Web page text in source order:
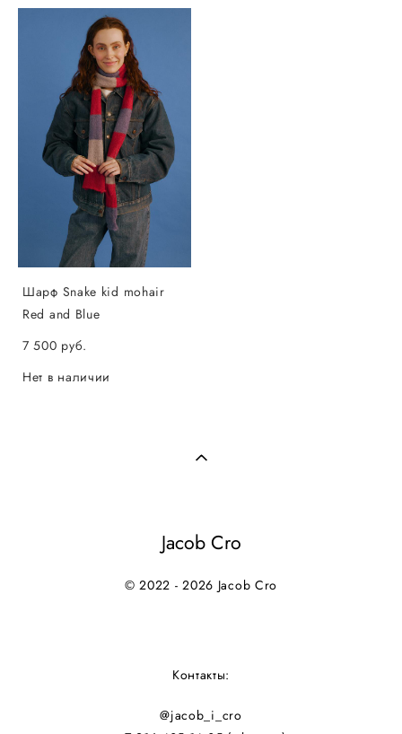
Шарф Snake kid mohair
Red and Blue
7 500 pуб.
Нет в наличии
Jacob Cro
© 2022 - 2026 Jacob Cro
Контакты:
@jacob_i_cro